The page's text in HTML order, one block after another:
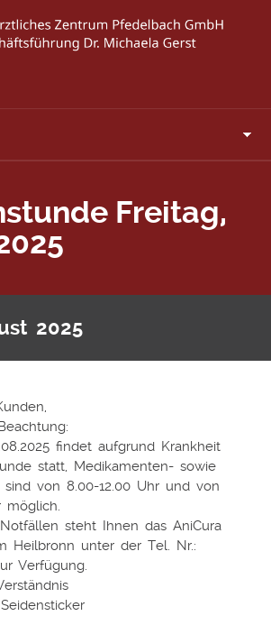
Freitag,
2025
findet aufgrund Krankheit
statt, Medikamenten- sowie
sind von 8.00-12.00 Uhr und von
möglich.
steht Ihnen das AniCura
Heilbronn unter der Tel. Nr.:
Verfügung.